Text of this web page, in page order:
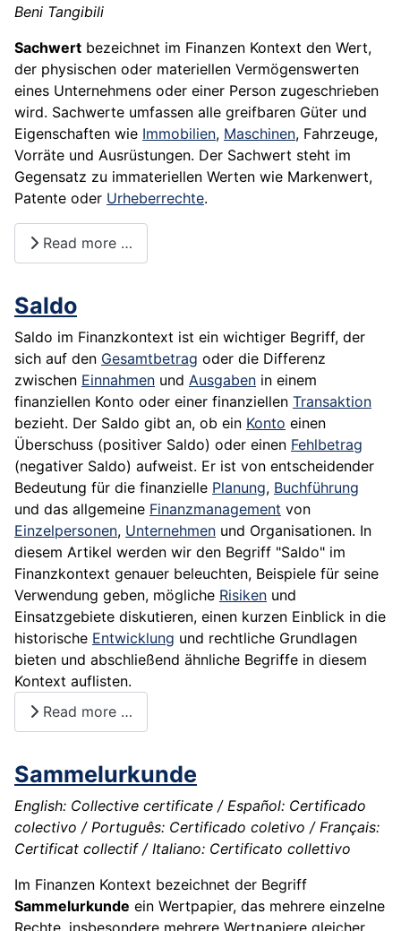
Beni Tangibili
Sachwert bezeichnet im Finanzen Kontext den Wert,
der physischen oder materiellen Vermögenswerten
eines Unternehmens oder einer Person zugeschrieben
wird. Sachwerte umfassen alle greifbaren Güter und
Eigenschaften wie Immobilien, Maschinen, Fahrzeuge,
Vorräte und Ausrüstungen. Der Sachwert steht im
Gegensatz zu immateriellen Werten wie Markenwert,
Patente oder Urheberrechte.
Read more …
Saldo
Saldo im Finanzkontext ist ein wichtiger Begriff, der
sich auf den Gesamtbetrag oder die Differenz
zwischen Einnahmen und Ausgaben in einem
finanziellen Konto oder einer finanziellen Transaktion
bezieht. Der Saldo gibt an, ob ein Konto einen
Überschuss (positiver Saldo) oder einen Fehlbetrag
(negativer Saldo) aufweist. Er ist von entscheidender
Bedeutung für die finanzielle Planung, Buchführung
und das allgemeine Finanzmanagement von
Einzelpersonen, Unternehmen und Organisationen. In
diesem Artikel werden wir den Begriff "Saldo" im
Finanzkontext genauer beleuchten, Beispiele für seine
Verwendung geben, mögliche Risiken und
Einsatzgebiete diskutieren, einen kurzen Einblick in die
historische Entwicklung und rechtliche Grundlagen
bieten und abschließend ähnliche Begriffe in diesem
Kontext auflisten.
Read more …
Sammelurkunde
English: Collective certificate / Español: Certificado
colectivo / Português: Certificado coletivo / Français:
Certificat collectif / Italiano: Certificato collettivo
Im Finanzen Kontext bezeichnet der Begriff
Sammelurkunde ein Wertpapier, das mehrere einzelne